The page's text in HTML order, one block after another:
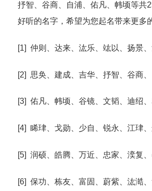
抒智、谷商、自浦、佑凡、帏顷等共
好听的名字，希望为您起名带来更多
[1] 仲则、达来、汯乐、竑以、扬景
[2] 思奂、建成、吉华、抒智、谷商
[3] 佑凡、帏顷、谷镜、文韬、迪绍
[4] 睎珒、戈勋、少自、锐永、江珒
[5] 润硕、皓腾、万近、忠家、湙复、
[6] 保功、栋友、富固、蔚紫、汯澔